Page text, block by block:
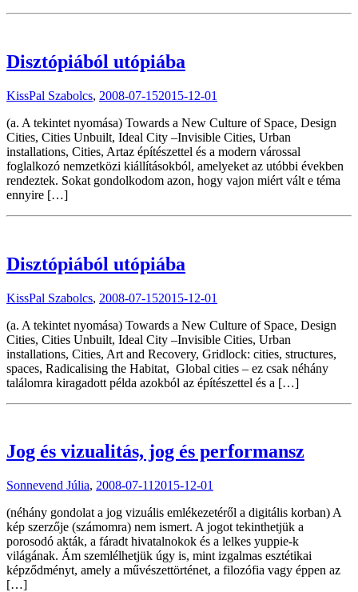
Disztópiából utópiába
KissPal Szabolcs, 2008-07-152015-12-01
(a. A tekintet nyomása) Towards a New Culture of Space, Design
Cities, Cities Unbuilt, Ideal City –Invisible Cities, Urban
installations, Cities, Artaz építészettel és a modern várossal
foglalkozó nemzetközi kiállításokból, amelyeket az utóbbi években
rendeztek. Sokat gondolkodom azon, hogy vajon miért vált e téma
ennyire […]
Disztópiából utópiába
KissPal Szabolcs, 2008-07-152015-12-01
(a. A tekintet nyomása) Towards a New Culture of Space, Design
Cities, Cities Unbuilt, Ideal City –Invisible Cities, Urban
installations, Cities, Art and Recovery, Gridlock: cities, structures,
spaces, Radicalising the Habitat, Global cities – ez csak néhány
találomra kiragadott példa azokból az építészettel és a […]
Jog és vizualitás, jog és performansz
Sonnevend Júlia, 2008-07-11 2015-12-01
(néhány gondolat a jog vizuális emlékezetéről a digitális korban) A
kép szerzője (számomra) nem ismert. A jogot tekinthetjük a
porosodó akták, a fáradt hivatalnokok és a lelkes yuppie-k
világának. Ám szemlélhetjük úgy is, mint izgalmas esztétikai
képződményt, amely a művészettörténet, a filozófia vagy éppen az
[…]